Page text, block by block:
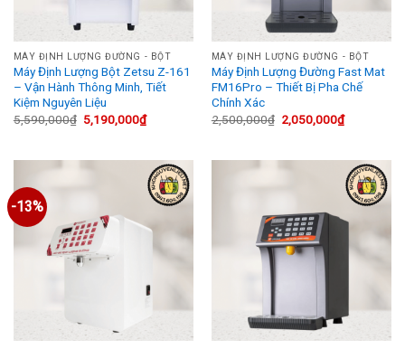
MÁY ĐỊNH LƯỢNG ĐƯỜNG - BỘT
Máy Định Lượng Bột Zetsu Z-161
– Vận Hành Thông Minh, Tiết
Kiệm Nguyên Liệu
5,590,000₫ Giá
gốc
5,190,000₫Giá
hiện
5,190,000₫.
MÁY ĐỊNH LƯỢNG ĐƯỜNG - BỘT
Máy Định Lượng Đường Fast Mat
FM16Pro – Thiết Bị Pha Chế
Chính Xác
2,500,000₫ Giá
gốc
2,050,000₫Giá
hiện
-13%